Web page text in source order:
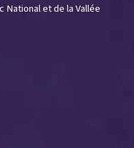
National et de la Vallée